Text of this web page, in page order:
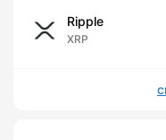
Ripple
XRP